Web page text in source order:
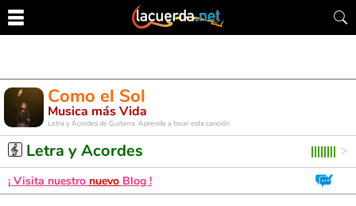
Como el Sol
Musica más Vida
Letra y Acordes de Guitarra. Aprende a tocar esta canción
Letra y Acordes
¡ Visita nuestro nuevo Blog !